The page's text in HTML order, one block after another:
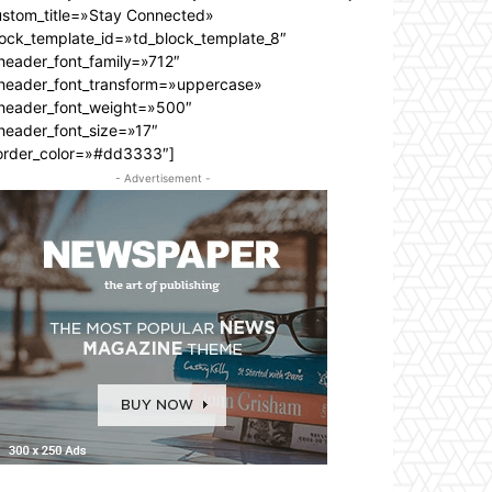
Connected»
- Advertisement -